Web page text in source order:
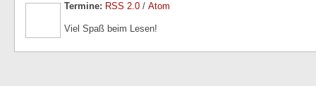
Termine: RSS 2.0 / Atom
Viel Spaß beim Lesen!